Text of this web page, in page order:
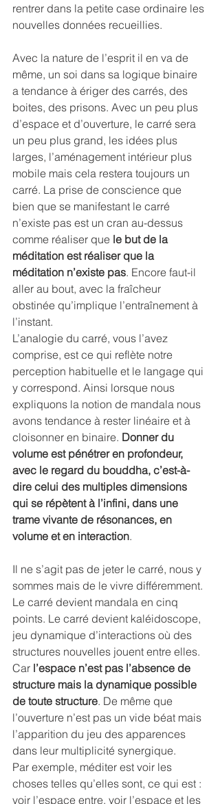
rentrer dans la petite case ordinaire les
nouvelles données recueillies.
Avec la nature de l’esprit il en va de
même, un soi dans sa logique binaire
a tendance à ériger des carrés, des
boites, des prisons. Avec un peu plus
d’espace et d’ouverture, le carré sera
un peu plus grand, les idées plus
larges, l’aménagement intérieur plus
mobile mais cela restera toujours un
carré. La prise de conscience que
bien que se manifestant le carré
n’existe pas est un cran au-dessus
comme réaliser que le but de la
méditation est réaliser que la
méditation n’existe pas. Encore faut-il
aller au bout, avec la fraîcheur
obstinée qu’implique l’entraînement à
l’instant.
L’analogie du carré, vous l’avez
comprise, est ce qui reflète notre
perception habituelle et le langage qui
y correspond. Ainsi lorsque nous
expliquons la notion de mandala nous
avons tendance à rester linéaire et à
cloisonner en binaire. Donner du
volume est pénétrer en profondeur,
avec le regard du bouddha, c’est-à-
dire celui des multiples dimensions
qui se répètent à l’infini, dans une
trame vivante de résonances, en
volume et en interaction.
Il ne s’agit pas de jeter le carré, nous y
sommes mais de le vivre différemment.
Le carré devient mandala en cinq
points. Le carré devient kaléidoscope,
jeu dynamique d’interactions où des
structures nouvelles jouent entre elles.
Car l’espace n’est pas l’absence de
structure mais la dynamique possible
de toute structure. De même que
l’ouverture n’est pas un vide béat mais
l’apparition du jeu des apparences
dans leur multiplicité synergique.
Par exemple, méditer est voir les
choses telles qu’elles sont, ce qui est :
voir l’espace entre, voir l’espace et les